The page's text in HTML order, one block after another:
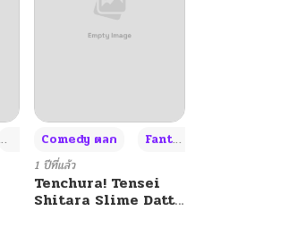
Adult ผู้ใหญ่ +4
Comedy ตลก Fantasy แฟนตาซี
1 ปีที่แล้ว
Tenchura! Tensei
Shitara Slime Datta